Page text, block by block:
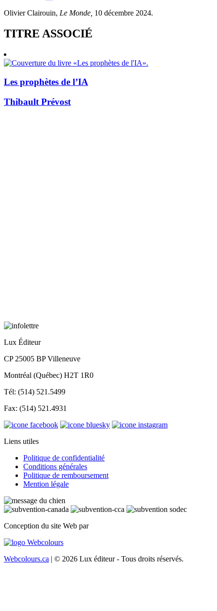
Olivier Clairouin, Le Monde, 10 décembre 2024.
TITRE ASSOCIÉ
Les prophètes de l’IA
Thibault Prévost
Lux Éditeur
CP 25005 BP Villeneuve
Montréal (Québec) H2T 1R0
Tél: (514) 521.5499
Fax: (514) 521.4931
Liens utiles
Politique de confidentialité
Conditions générales
Politique de remboursement
Mention légale
Conception du site Web par
Webcolours.ca | © 2026 Lux éditeur - Tous droits réservés.